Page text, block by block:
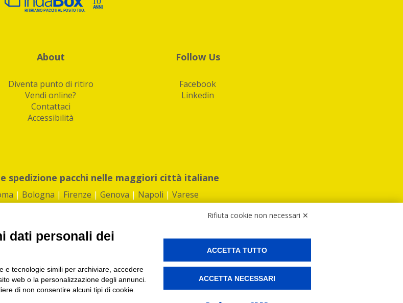
About
Diventa punto di ritiro
Vendi online?
Contattaci
Accessibilità
Follow Us
Facebook
Linkedin
spedizione pacchi nelle maggiori città italiane
| Bologna | Firenze | Genova | Napoli | Varese
| Cap.Soc.: 50.000€ |Whistleblowing|Privacy|Preferenze Cookies
Edicole e Kipoint per ritirare i tuoi acquisti online e spedire i tuoi pacchi.
Rifiuta cookie non necessari ✕
dati personali dei
e tecnologie simili per archiviare, accedere
web o la personalizzazione degli annunci.
di non consentire alcuni tipi di cookie.
ACCETTA TUTTO
ACCETTA NECESSARI